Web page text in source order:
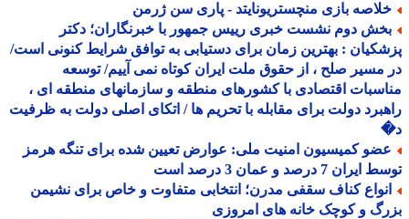
بازی منچستریونایتد - پاری سن ژرمن
دوم نشست خبری رییس جمهور با خبرنگاران؛ دکتر
: بهترین زمان برای دستیابی به توافق شرایط کنونی است/
مسیر صلح ، از حقوق ملت ایران کوتاه نمی آییم/ توسعه
اقتصادی با کشورهای منطقه و سازمانهای منطقه ای ،
دولت برای مقابله با تحریم ها / اتکای اصلی دولت به ظرفیت
کمیسیون امنیت ملی: عوارض تعیین شده برای تنگه هرمز
7 درصد و عمان 3 درصد است
کناف سقفی مدرن؛ انتخابی متفاوت و خاص برای نشیمن
و کوچک خانه های امروزی